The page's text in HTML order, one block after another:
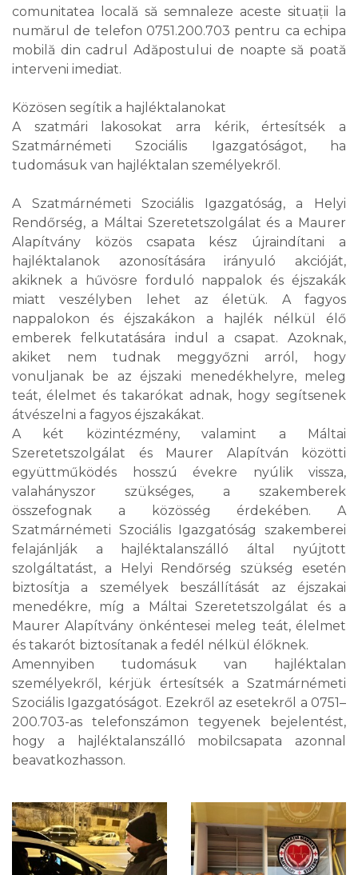
comunitatea locală să semnaleze aceste situații la
numărul de telefon 0751.200.703 pentru ca echipa
mobilă din cadrul Adăpostului de noapte să poată
interveni imediat.
Közösen segítik a hajléktalanokat
A szatmári lakosokat arra kérik, értesítsék a
Szatmárnémeti Szociális Igazgatóságot, ha
tudomásuk van hajléktalan személyekről.
A Szatmárnémeti Szociális Igazgatóság, a Helyi
Rendőrség, a Máltai Szeretetszolgálat és a Maurer
Alapítvány közös csapata kész újraindítani a
hajléktalanok azonosítására irányuló akcióját,
akiknek a hűvösre forduló nappalok és éjszakák
miatt veszélyben lehet az életük. A fagyos
nappalokon és éjszakákon a hajlék nélkül élő
emberek felkutatására indul a csapat. Azoknak,
akiket nem tudnak meggyőzni arról, hogy
vonuljanak be az éjszaki menedékhelyre, meleg
teát, élelmet és takarókat adnak, hogy segítsenek
átvészelni a fagyos éjszakákat.
A két közintézmény, valamint a Máltai
Szeretetszolgálat és Maurer Alapítván közötti
együttműködés hosszú évekre nyúlik vissza,
valahányszor szükséges, a szakemberek
összefognak a közösség érdekében. A
Szatmárnémeti Szociális Igazgatóság szakemberei
felajánlják a hajléktalanszálló által nyújtott
szolgáltatást, a Helyi Rendőrség szükség esetén
biztosítja a személyek beszállítását az éjszakai
menedékre, míg a Máltai Szeretetszolgálat és a
Maurer Alapítvány önkéntesei meleg teát, élelmet
és takarót biztosítanak a fedél nélkül élőknek.
Amennyiben tudomásuk van hajléktalan
személyekről, kérjük értesítsék a Szatmárnémeti
Szociális Igazgatóságot. Ezekről az esetekről a 0751–
200.703-as telefonszámon tegyenek bejelentést,
hogy a hajléktalanszálló mobilcsapata azonnal
beavatkozhasson.